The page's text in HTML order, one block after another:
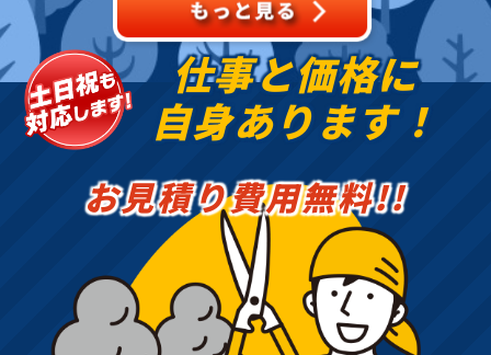
仕事と価格に
自身あります！
お見積り費用無料!!